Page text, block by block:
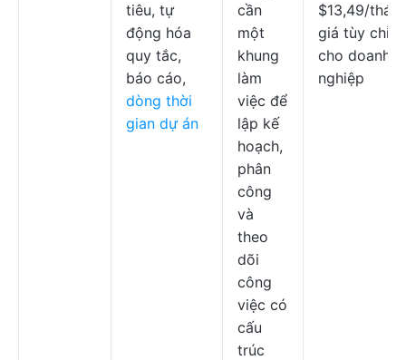
tiêu, tự
động hóa
quy tắc,
báo cáo,
dòng thời
gian dự án
cần
một
khung
làm
việc để
lập kế
hoạch,
phân
công
và
theo
dõi
công
việc có
cấu
trúc
$13,49/
giá tùy chỉnh
cho doanh
nghiệp